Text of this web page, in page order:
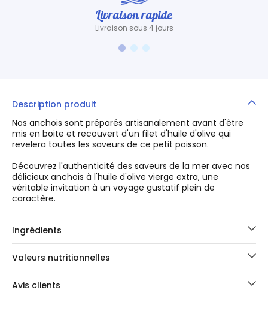
Livraison rapide
Livraison sous 4 jours
Description produit
Nos anchois sont préparés artisanalement avant d'être
mis en boite et recouvert d'un filet d'huile d'olive qui
revelera toutes les saveurs de ce petit poisson.
Découvrez l'authenticité des saveurs de la mer avec nos
délicieux anchois à l'huile d'olive vierge extra, une
véritable invitation à un voyage gustatif plein de
caractère.
Ingrédients
Valeurs nutritionnelles
Avis clients